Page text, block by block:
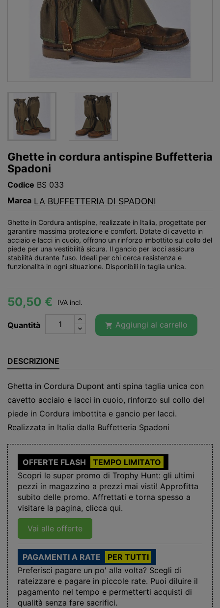
Ghette in cordura antispine Buffetteria
Spadoni
Codice BS 033
Marca LA BUFFETTERIA DI SPADONI
Ghette in Cordura antispine, realizzate in Italia, progettate per
garantire massima protezione e comfort. Dotate di cavetto in
acciaio e lacci in cuoio, offrono un rinforzo imbottito sul collo del
piede per una vestibilità sicura. Il gancio per lacci assicura
stabilità durante l'uso. Ideali per chi cerca resistenza e
funzionalità in ogni situazione. Disponibili in taglia unica.
50,50 € IVA incl.
Quantità  Aggiungi al carrello
DESCRIZIONE
Ghetta in Cordura Dupont anti spina taglia unica con
cavetto acciaio e lacci in cuoio, rinforzo sul collo del
piede in Cordura imbottita e gancio per lacci.
Realizzata in Italia dalla Buffetteria Spadoni
OFFERTE FLASH
TEMPO LIMITATO
Scopri le super promo di Trophy Hunt: gli ultimi
pezzi in magazzino a prezzi mai visti! Approfitta
subito delle promo. Affrettati e torna spesso a
visitare la pagina, clicca qui.
Vai alle offerte
PAGAMENTI A RATE
PER TUTTI
Preferisci pagare un po' alla volta? Scegli di
rateizzare e pagare in piccole rate. Puoi diluire il
pagamento nel tempo e permetterti acquisti di
qualità senza fare sacrifici.